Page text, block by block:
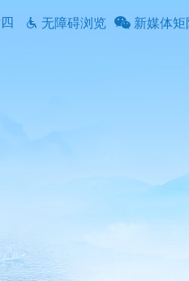
无障碍浏览 新媒体矩